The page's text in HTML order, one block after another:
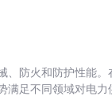
、防火和防护性能。
满足不同领域对电力